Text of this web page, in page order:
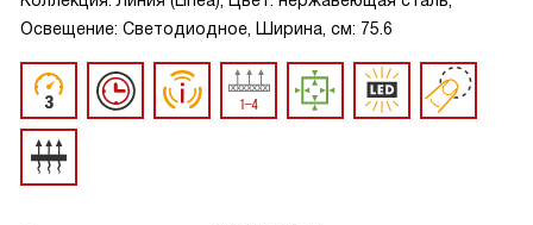
Освещение: Светодиодное, Ширина, см: 75.6